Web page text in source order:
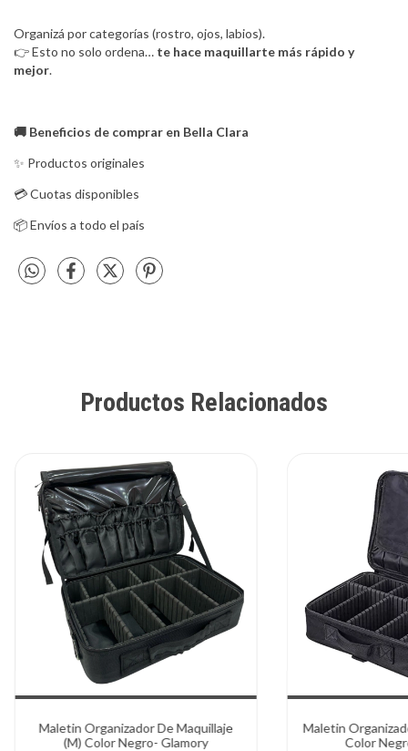
Organizá por categorías (rostro, ojos, labios).
👉 Esto no solo ordena… te hace maquillarte más rápido y
mejor.
🚚 Beneficios de comprar en Bella Clara
✨ Productos originales
💳 Cuotas disponibles
📦 Envíos a todo el país
Productos Relacionados
Maletin Organizador De Maquillaje
(M) Color Negro- Glamory
Maletin
Color